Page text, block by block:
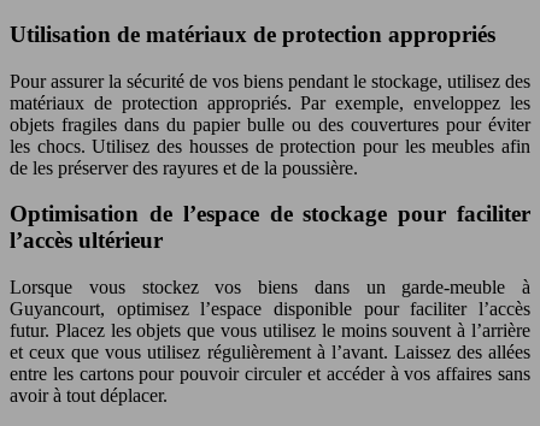
Utilisation de matériaux de protection appropriés
Pour assurer la sécurité de vos biens pendant le stockage, utilisez des
matériaux de protection appropriés. Par exemple, enveloppez les
objets fragiles dans du papier bulle ou des couvertures pour éviter
les chocs. Utilisez des housses de protection pour les meubles afin
de les préserver des rayures et de la poussière.
Optimisation de l’espace de stockage pour faciliter
l’accès ultérieur
Lorsque vous stockez vos biens dans un garde-meuble à
Guyancourt, optimisez l’espace disponible pour faciliter l’accès
futur. Placez les objets que vous utilisez le moins souvent à l’arrière
et ceux que vous utilisez régulièrement à l’avant. Laissez des allées
entre les cartons pour pouvoir circuler et accéder à vos affaires sans
avoir à tout déplacer.